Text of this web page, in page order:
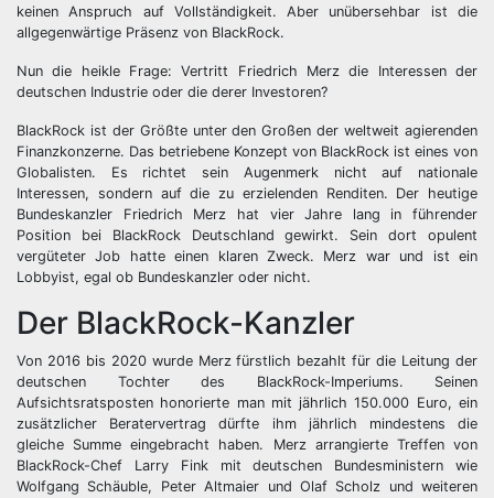
keinen Anspruch auf Vollständigkeit. Aber unübersehbar ist die
allgegenwärtige Präsenz von BlackRock.
Nun die heikle Frage: Vertritt Friedrich Merz die Interessen der
deutschen Industrie oder die derer Investoren?
BlackRock ist der Größte unter den Großen der weltweit agierenden
Finanzkonzerne. Das betriebene Konzept von BlackRock ist eines von
Globalisten. Es richtet sein Augenmerk nicht auf nationale
Interessen, sondern auf die zu erzielenden Renditen. Der heutige
Bundeskanzler Friedrich Merz hat vier Jahre lang in führender
Position bei BlackRock Deutschland gewirkt. Sein dort opulent
vergüteter Job hatte einen klaren Zweck. Merz war und ist ein
Lobbyist, egal ob Bundeskanzler oder nicht.
Der BlackRock-Kanzler
Von 2016 bis 2020 wurde Merz fürstlich bezahlt für die Leitung der
deutschen Tochter des BlackRock-Imperiums. Seinen
Aufsichtsratsposten honorierte man mit jährlich 150.000 Euro, ein
zusätzlicher Beratervertrag dürfte ihm jährlich mindestens die
gleiche Summe eingebracht haben. Merz arrangierte Treffen von
BlackRock-Chef Larry Fink mit deutschen Bundesministern wie
Wolfgang Schäuble, Peter Altmaier und Olaf Scholz und weiteren